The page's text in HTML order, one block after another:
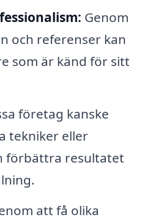
Genom
och referenser kan
som är känd för sitt
företag kanske
tekniker eller
förbättra resultatet
att få olika